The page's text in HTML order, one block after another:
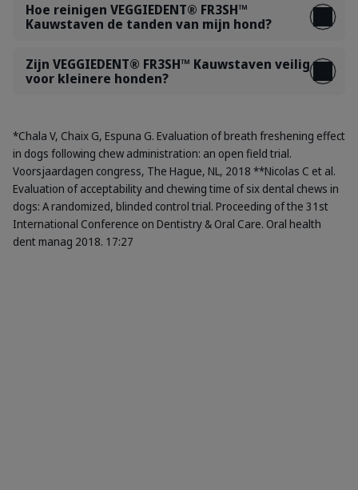
Hoe reinigen VEGGIEDENT® FR3SH™
Kauwstaven de tanden van mijn hond?
Zijn VEGGIEDENT® FR3SH™ Kauwstaven veilig
voor kleinere honden?
*Chala V, Chaix G, Espuna G. Evaluation of breath freshening effect
in dogs following chew administration: an open field trial.
Voorsjaardagen congress, The Hague, NL, 2018 **Nicolas C et al.
Evaluation of acceptability and chewing time of six dental chews in
dogs: A randomized, blinded control trial. Proceeding of the 31st
International Conference on Dentistry & Oral Care. Oral health
dent manag 2018. 17:27